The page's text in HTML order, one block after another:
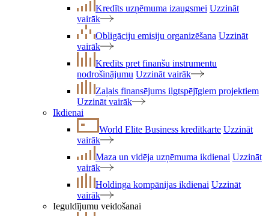
Kredīts uzņēmuma izaugsmei Uzzināt
vairāk
Obligāciju emisiju organizēšana Uzzināt
vairāk
Kredīts pret finanšu instrumentu
nodrošinājumu Uzzināt vairāk
Zaļais finansējums ilgtspējīgiem projektiem
Uzzināt vairāk
Ikdienai
World Elite Business kredītkarte Uzzināt
vairāk
Maza un vidēja uzņēmuma ikdienai Uzzināt
vairāk
Holdinga kompānijas ikdienai Uzzināt
vairāk
Ieguldījumu veidošanai